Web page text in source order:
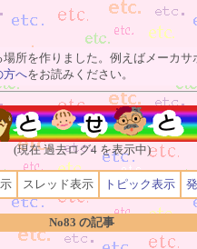
所を作りました。例えばメーカサ
方へをお読みください。
(現在 過去ログ4 を表示中)
スレッド表示 トピック表示
No83 の記事